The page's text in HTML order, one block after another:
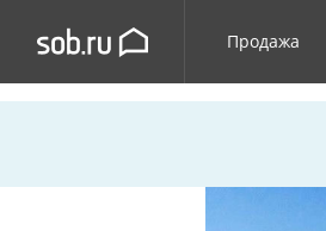
Продажа